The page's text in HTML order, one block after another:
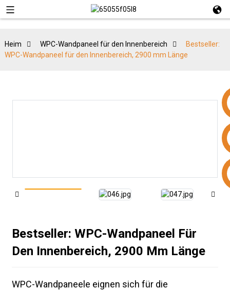
Heim WPC-Wandpaneel für den Innenbereich
Bestseller:
WPC-Wandpaneel für den Innenbereich, 2900 mm Länge
Bestseller: WPC-Wandpaneel Für
Den Innenbereich, 2900 Mm Länge
WPC-Wandpaneele eignen sich für die